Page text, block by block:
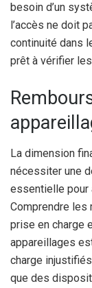
besoin d’un
l’accès ne doit
continuité dans
prêt à vérifier
La dimension
nécessiter une
essentielle pour
Comprendre les
prise en charge
appareillages
charge
que des